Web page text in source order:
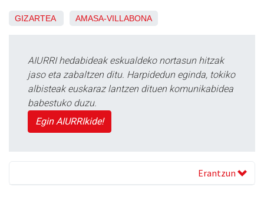
GIZARTEA AMASA-VILLABONA
AIURRI hedabideak eskualdeko nortasun hitzak
jaso eta zabaltzen ditu. Harpidedun eginda, tokiko
albisteak euskaraz lantzen dituen komunikabidea
babestuko duzu.
Egin AIURRIkide!
Erantzun